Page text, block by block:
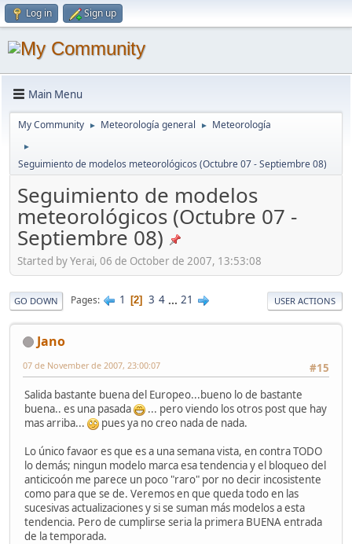
Log in Sign up
Main Menu
My Community ► Meteorología general ► Meteorología
►
Seguimiento de modelos meteorológicos (Octubre 07 - Septiembre 08)
Seguimiento de modelos
meteorológicos (Octubre 07 -
Septiembre 08)
Started by Yerai, 06 de October de 2007, 13:53:08
GO DOWN Pages 1 2 3 4 ... 21 USER ACTIONS
Jano
#15
07 de November de 2007, 23:00:07
Salida bastante buena del Europeo...bueno lo de bastante
buena.. es una pasada
... pero viendo los otros post que hay
mas arriba...
pues ya no creo nada de nada.
Lo único favaor es que es a una semana vista, en contra TODO
lo demás; ningun modelo marca esa tendencia y el bloqueo del
anticicoón me parece un poco "raro" por no decir incosistente
como para que se de. Veremos en que queda todo en las
sucesivas actualizaciones y si se suman más modelos a esta
tendencia. Pero de cumplirse seria la primera BUENA entrada
de la temporada.